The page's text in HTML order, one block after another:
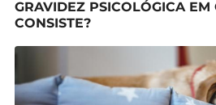
GRAVIDEZ PSICOLÓGICA EM
CONSISTE?